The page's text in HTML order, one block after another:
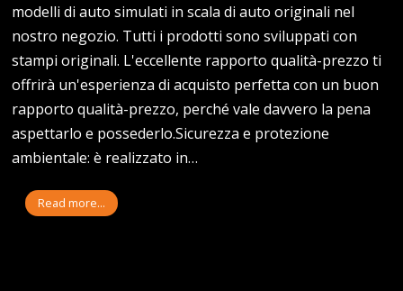
modelli di auto simulati in scala di auto originali nel
nostro negozio. Tutti i prodotti sono sviluppati con
stampi originali. L'eccellente rapporto qualità-prezzo ti
offrirà un'esperienza di acquisto perfetta con un buon
rapporto qualità-prezzo, perché vale davvero la pena
aspettarlo e possederlo.Sicurezza e protezione
ambientale: è realizzato in…
Read more...